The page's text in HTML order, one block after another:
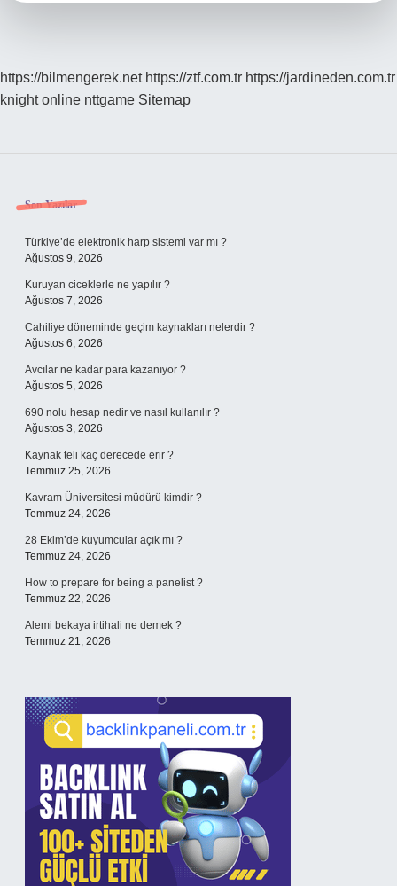
https://bilmengerek.net https://ztf.com.tr https://jardineden.com.tr
knight online nttgame Sitemap
Sidebar
Son Yazılar
Türkiye’de elektronik harp sistemi var mı ?
Ağustos 9, 2026
Kuruyan ciceklerle ne yapılır ?
Ağustos 7, 2026
Cahiliye döneminde geçim kaynakları nelerdir ?
Ağustos 6, 2026
Avcılar ne kadar para kazanıyor ?
Ağustos 5, 2026
690 nolu hesap nedir ve nasıl kullanılır ?
Ağustos 3, 2026
Kaynak teli kaç derecede erir ?
Temmuz 25, 2026
Kavram Üniversitesi müdürü kimdir ?
Temmuz 24, 2026
28 Ekim’de kuyumcular açık mı ?
Temmuz 24, 2026
How to prepare for being a panelist ?
Temmuz 22, 2026
Alemi bekaya irtihali ne demek ?
Temmuz 21, 2026